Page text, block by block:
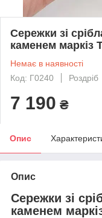
Сережки зі
каменем маркіз
Немає в наявності
Код: Г0240
Роздріб
7 190 ₴
Опис
Опис
Сережки зі
каменем